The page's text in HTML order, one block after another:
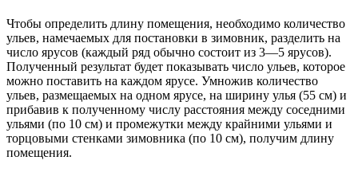
Чтобы определить длину помещения, необходимо количество
ульев, намечаемых для постановки в зимовник, разделить на
число ярусов (каждый ряд обычно состоит из 3—5 ярусов).
Полученный результат будет показывать число ульев, которое
можно поставить на каждом ярусе. Умножив количество
ульев, размещаемых на одном ярусе, на ширину улья (55 см) и
прибавив к полученному числу расстояния между соседними
ульями (по 10 см) и промежутки между крайними ульями и
торцовыми стенками зимовника (по 10 см), получим длину
помещения.